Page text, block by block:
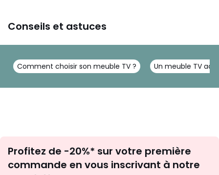
Conseils et astuces
Comment choisir son meuble TV ? Un meuble TV
newsletter
Profitez de -20%* sur votre première
commande en vous inscrivant à notre